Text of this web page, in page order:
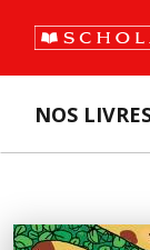
NOS